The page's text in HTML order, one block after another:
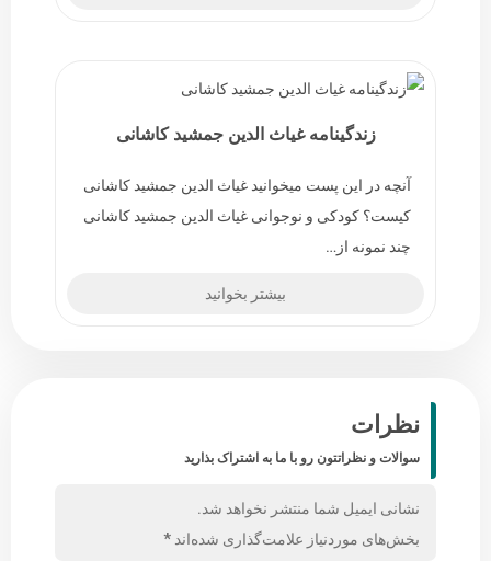
زندگینامه غیاث الدین جمشید کاشانی
آنچه در این پست میخوانید غیاث الدین جمشید کاشانی
کیست؟ کودکی و نوجوانی غیاث الدین جمشید کاشانی
چند نمونه از…
بیشتر بخوانید
نظرات
سوالات و نظراتتون رو با ما به اشتراک بذارید
نشانی ایمیل شما منتشر نخواهد شد.
بخش‌های موردنیاز علامت‌گذاری شده‌اند *